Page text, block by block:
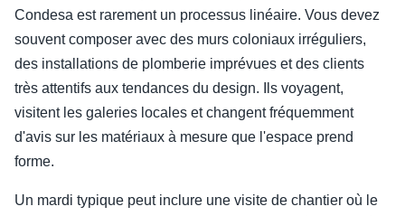
Condesa est rarement un processus linéaire. Vous devez
souvent composer avec des murs coloniaux irréguliers,
des installations de plomberie imprévues et des clients
très attentifs aux tendances du design. Ils voyagent,
visitent les galeries locales et changent fréquemment
d'avis sur les matériaux à mesure que l'espace prend
forme.
Un mardi typique peut inclure une visite de chantier où le